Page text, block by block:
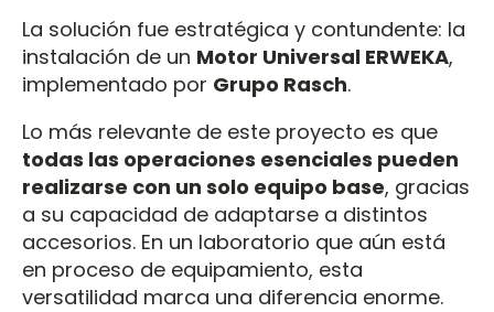
La solución fue estratégica y contundente: la
instalación de un Motor Universal ERWEKA,
implementado por Grupo Rasch.
Lo más relevante de este proyecto es que
todas las operaciones esenciales pueden
realizarse con un solo equipo base, gracias
a su capacidad de adaptarse a distintos
accesorios. En un laboratorio que aún está
en proceso de equipamiento, esta
versatilidad marca una diferencia enorme.